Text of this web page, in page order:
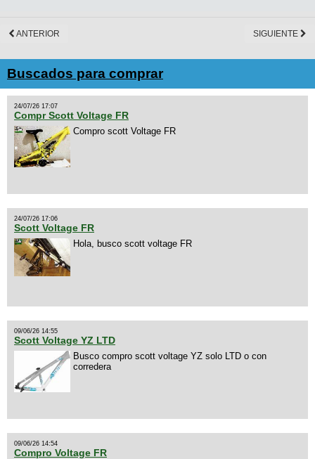
ANTERIOR SIGUIENTE
Buscados para comprar
24/07/26 17:07
Compr Scott Voltage FR
Compro scott Voltage FR
24/07/26 17:06
Scott Voltage FR
Hola, busco scott voltage FR
09/06/26 14:55
Scott Voltage YZ LTD
Busco compro scott voltage YZ solo LTD o con
corredera
09/06/26 14:54
Compro Voltage FR